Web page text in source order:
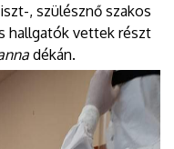
, szülésznő szakos
hallgatók vettek részt
dékán.